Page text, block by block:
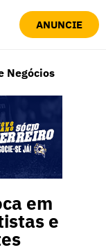
ANUNCIE
Negócios
em
e